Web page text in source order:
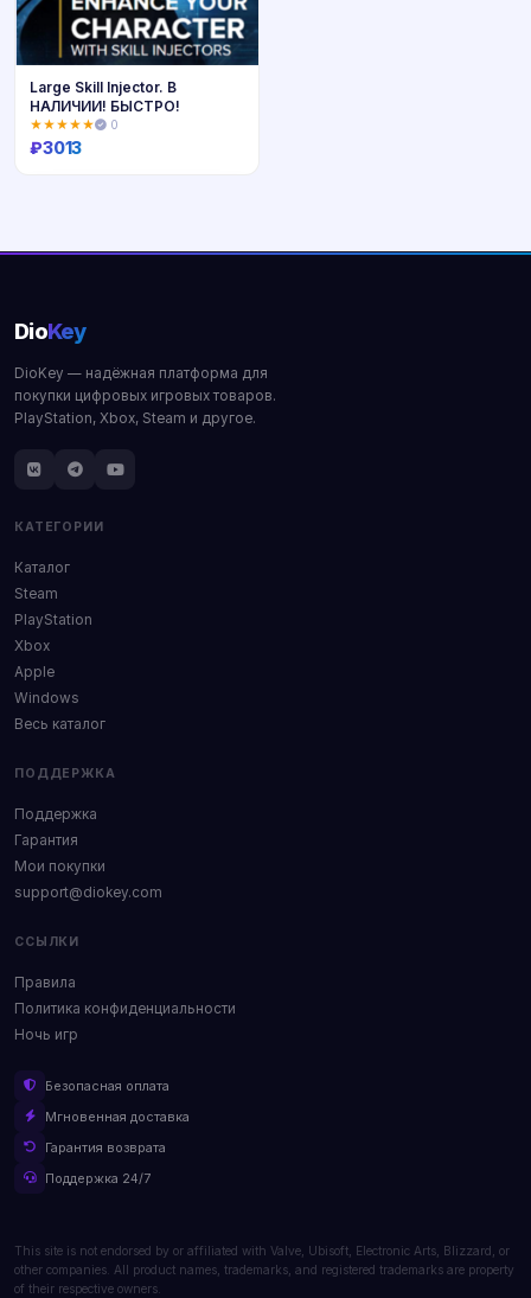
Large Skill Injector. В
НАЛИЧИИ! БЫСТРО!
★★★★★ 0
₽3013
DioKey
DioKey — надёжная платформа для
покупки цифровых игровых товаров.
PlayStation, Xbox, Steam и другое.
КАТЕГОРИИ
Каталог
Steam
PlayStation
Xbox
Apple
Windows
Весь каталог
ПОДДЕРЖКА
Поддержка
Гарантия
Мои покупки
support@diokey.com
ССЫЛКИ
Правила
Политика конфиденциальности
Ночь игр
Безопасная оплата
Мгновенная доставка
Гарантия возврата
Поддержка 24/7
This site is not endorsed by or affiliated with Valve, Ubisoft, Electronic Arts, Blizzard, or
other companies. All product names, trademarks, and registered trademarks are property
of their respective owners.